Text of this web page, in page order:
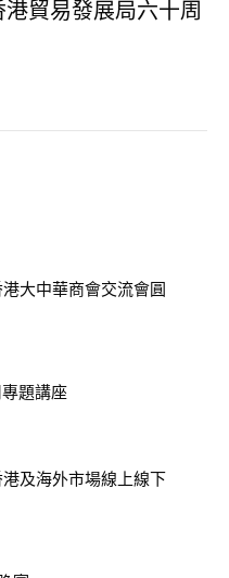
貿易發展局六十周
大中華商會交流會圓
題講座
及海外市場線上線下